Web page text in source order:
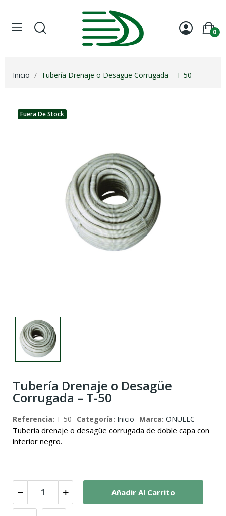
0
Inicio Tubería Drenaje o Desagüe Corrugada – T-50
Fuera De Stock
Tubería Drenaje o Desagüe
Corrugada – T-50
Referencia: T-50 Categoría: Inicio Marca: ONULEC
Tubería drenaje o desagüe corrugada de doble capa con
interior negro.
Añadir Al Carrito